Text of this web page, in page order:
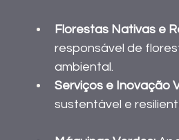
Florestas Nativas e
responsável de
ambiental.
Serviços e Inovação
sustentável e